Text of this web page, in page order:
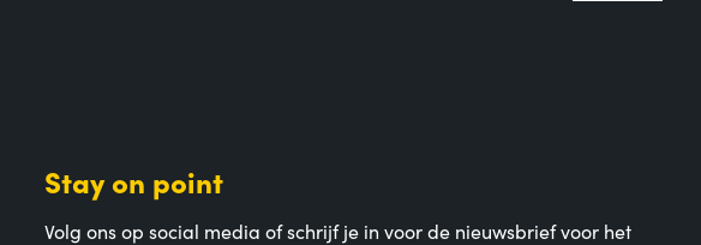
Stay on point
Volg ons op social media of schrijf je in voor de nieuwsbrief voor het